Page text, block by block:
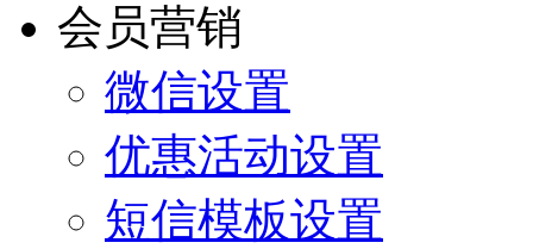
会员营销
微信设置
优惠活动设置
短信模板设置